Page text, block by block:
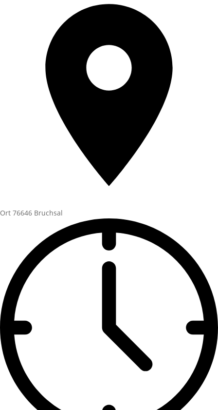
Ort 76646 Bruchsal